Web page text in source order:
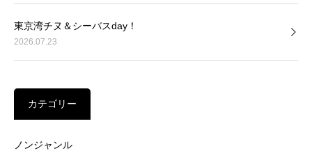
東京湾チヌ＆シーバスday！
2026.07.23
カテゴリー
ノンジャンル